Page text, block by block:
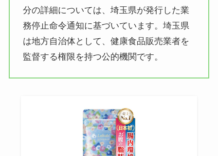
分の詳細については、埼玉県が発行した業
務停止命令通知に基づいています。埼玉県
は地方自治体として、健康食品販売業者を
監督する権限を持つ公的機関です。